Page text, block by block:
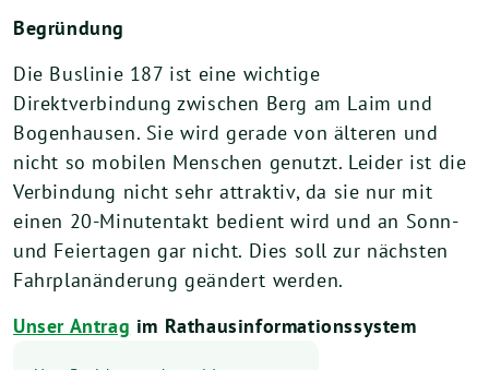
Begründung
Die Buslinie 187 ist eine wichtige
Direktverbindung zwischen Berg am Laim und
Bogenhausen. Sie wird gerade von älteren und
nicht so mobilen Menschen genutzt. Leider ist die
Verbindung nicht sehr attraktiv, da sie nur mit
einen 20-Minutentakt bedient wird und an Sonn-
und Feiertagen gar nicht. Dies soll zur nächsten
Fahrplanänderung geändert werden.
Unser Antrag im Rathausinformationssystem